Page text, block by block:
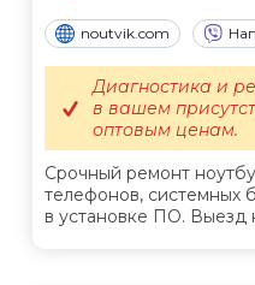
noutvik.com
Срочный ремонт
телефонов, системных
в установке ПО. Выезд
Диагностика и
в вашем
оптовым ценам.